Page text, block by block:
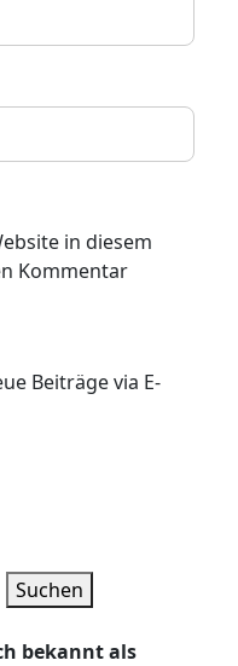
in diesem
Kommentar
Beiträge via E-
Suchen
bekannt als